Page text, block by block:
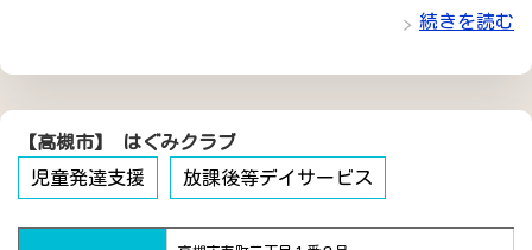
続きを読む
【高槻市】 はぐみクラブ
児童発達支援
放課後等デイサービス